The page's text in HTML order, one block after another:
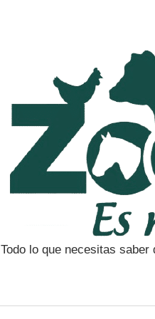
Todo lo que necesitas saber